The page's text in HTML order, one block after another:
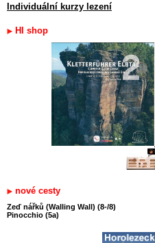
Individuální kurzy lezení
HI shop
nové cesty
Zeď nářků (Walling Wall) (8-/8)
Pinocchio (5a)